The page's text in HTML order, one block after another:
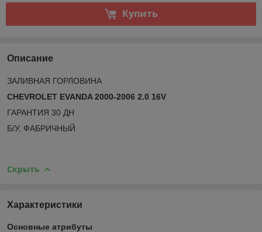
Купить
Описание
ЗАЛИВНАЯ ГОРЛОВИНА
CHEVROLET EVANDA 2000-2006 2.0 16V
ГАРАНТИЯ 30 ДН
Б/У, ФАБРИЧНЫЙ
Скрыть
Характеристики
Основные атрибуты